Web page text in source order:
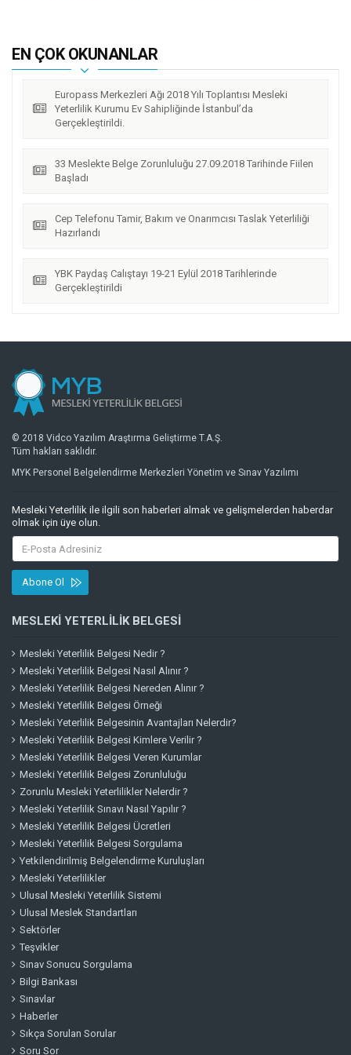
EN ÇOK OKUNANLAR
Europass Merkezleri Ağı 2018 Yılı Toplantısı Mesleki
Yeterlilik Kurumu Ev Sahipliğinde İstanbul’da
Gerçekleştirildi.
33 Meslekte Belge Zorunluluğu 27.09.2018 Tarihinde Fiilen
Başladı
Cep Telefonu Tamir, Bakım ve Onarımcısı Taslak Yeterliliği
Hazırlandı
YBK Paydaş Calıştayı 19-21 Eylül 2018 Tarihlerinde
Gerçekleştirildi
© 2018 Vidco Yazılım Araştırma Geliştirme T.A.Ş.
Tüm hakları saklıdır.
MYK Personel Belgelendirme Merkezleri Yönetim ve Sınav Yazılımı
Mesleki Yeterlilik ile ilgili son haberleri almak ve gelişmelerden haberdar
olmak için üye olun.
Abone Ol
MESLEKI YETERLILIK BELGESI
Mesleki Yeterlilik Belgesi Nedir ?
Mesleki Yeterlilik Belgesi Nasıl Alınır ?
Mesleki Yeterlilik Belgesi Nereden Alınır ?
Mesleki Yeterlilik Belgesi Örneği
Mesleki Yeterlilik Belgesinin Avantajları Nelerdir?
Mesleki Yeterlilik Belgesi Kimlere Verilir ?
Mesleki Yeterlilik Belgesi Veren Kurumlar
Mesleki Yeterlilik Belgesi Zorunluluğu
Zorunlu Mesleki Yeterlilikler Nelerdir ?
Mesleki Yeterlilik Sınavı Nasıl Yapılır ?
Mesleki Yeterlilik Belgesi Ücretleri
Mesleki Yeterlilik Belgesi Sorgulama
Yetkilendirilmiş Belgelendirme Kuruluşları
Mesleki Yeterlilikler
Ulusal Mesleki Yeterlilik Sistemi
Ulusal Meslek Standartları
Sektörler
Teşvikler
Sınav Sonucu Sorgulama
Bilgi Bankası
Sınavlar
Haberler
Sıkça Sorulan Sorular
Soru Sor